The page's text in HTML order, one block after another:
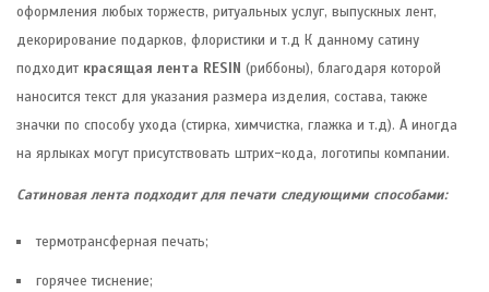
оформления любых торжеств, ритуальных услуг, выпускных лент,
декорирование подарков, флористики и т.д К данному сатину
подходит красящая лента RESIN (риббоны), благодаря которой
наносится текст для указания размера изделия, состава, также
значки по способу ухода (стирка, химчистка, глажка и т.д). А иногда
на ярлыках могут присутствовать штрих-кода, логотипы компании.
Сатиновая лента подходит для печати следующими способами:
термотрансферная печать;
горячее тиснение;